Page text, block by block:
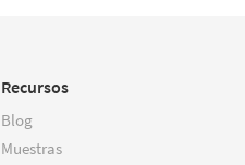
Recursos
Blog
Muestras